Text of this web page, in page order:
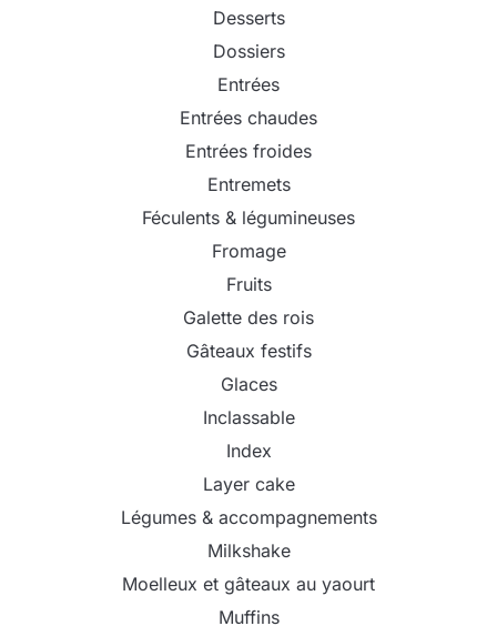
Desserts
Dossiers
Entrées
Entrées chaudes
Entrées froides
Entremets
Féculents & légumineuses
Fromage
Fruits
Galette des rois
Gâteaux festifs
Glaces
Inclassable
Index
Layer cake
Légumes & accompagnements
Milkshake
Moelleux et gâteaux au yaourt
Muffins